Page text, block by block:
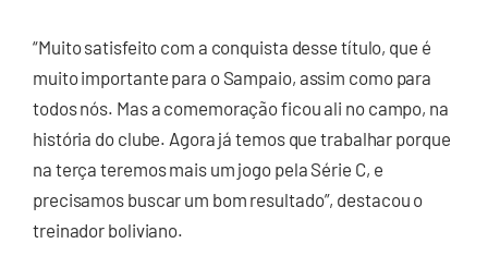
“Muito satisfeito com a conquista desse título, que é
muito importante para o Sampaio, assim como para
todos nós. Mas a comemoração ficou ali no campo, na
história do clube. Agora já temos que trabalhar porque
na terça teremos mais um jogo pela Série C, e
precisamos buscar um bom resultado”, destacou o
treinador boliviano.